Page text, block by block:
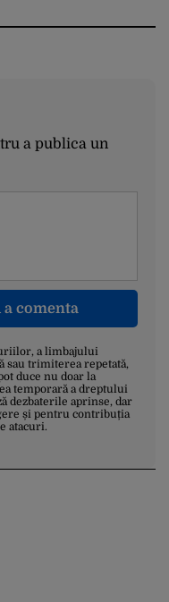
a publica un
comenta
a limbajului
sau trimiterea repetată,
duce nu doar la
temporară a dreptului
dezbaterile aprinse, dar
și pentru contribuția
atacuri.